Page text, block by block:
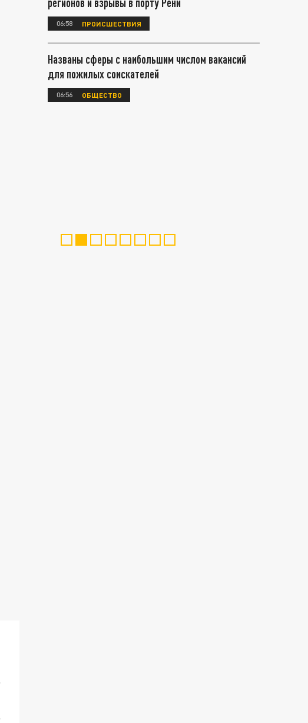
06:58 ПРОИСШЕСТВИЯ
Названы сферы с наибольшим числом вакансий
для пожилых соискателей
06:56 ОБЩЕСТВО